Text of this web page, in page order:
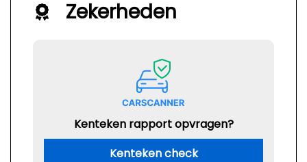
Zekerheden
Kenteken rapport opvragen?
Kenteken check